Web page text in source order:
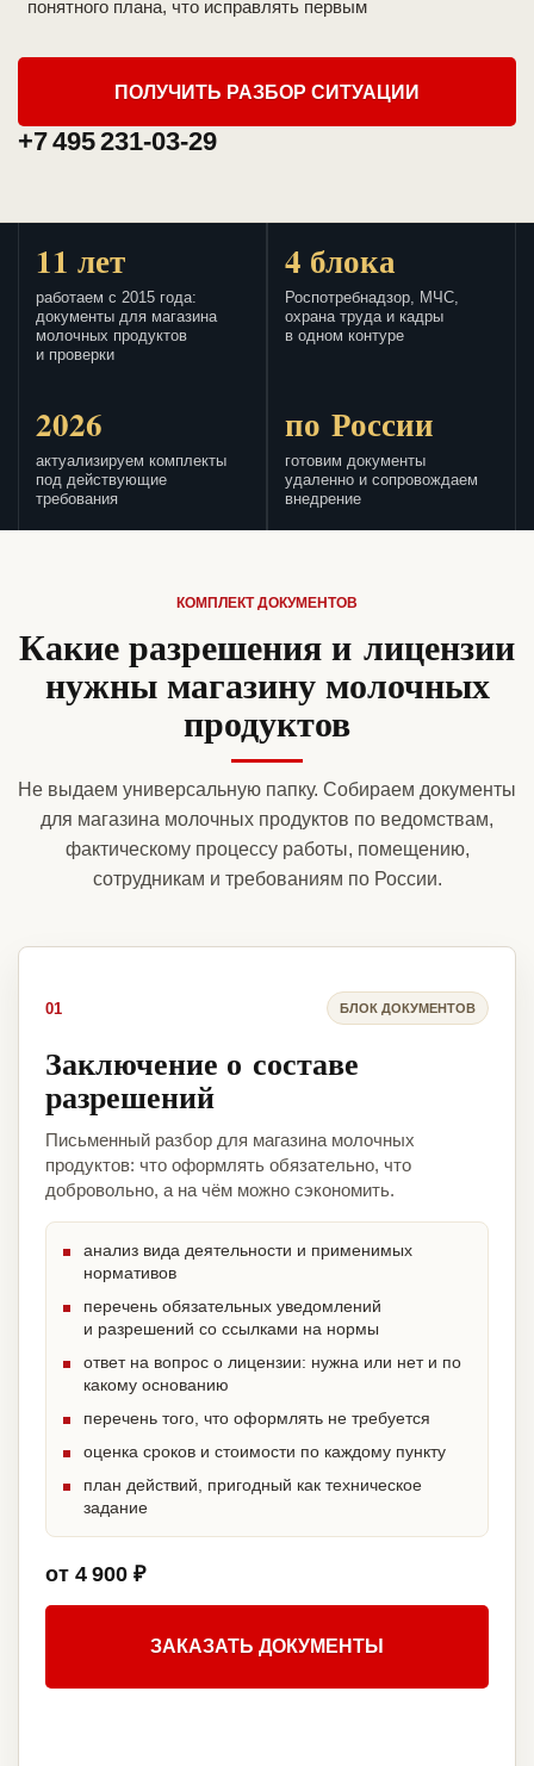
понятного плана, что исправлять первым
ПОЛУЧИТЬ РАЗБОР СИТУАЦИИ
+7 495 231-03-29
11 лет
работаем с 2015 года:
документы для магазина
молочных продуктов
и проверки
4 блока
Роспотребнадзор, МЧС,
охрана труда и кадры
в одном контуре
2026
актуализируем комплекты
под действующие
требования
по России
готовим документы
удаленно и сопровождаем
внедрение
КОМПЛЕКТ ДОКУМЕНТОВ
Какие разрешения и лицензии
нужны магазину молочных
продуктов
Не выдаем универсальную папку. Собираем документы
для магазина молочных продуктов по ведомствам,
фактическому процессу работы, помещению,
сотрудникам и требованиям по России.
01 БЛОК ДОКУМЕНТОВ
Заключение о составе
разрешений
Письменный разбор для магазина молочных
продуктов: что оформлять обязательно, что
добровольно, а на чём можно сэкономить.
анализ вида деятельности и применимых
нормативов
перечень обязательных уведомлений
и разрешений со ссылками на нормы
ответ на вопрос о лицензии: нужна или нет и по
какому основанию
перечень того, что оформлять не требуется
оценка сроков и стоимости по каждому пункту
план действий, пригодный как техническое
задание
от 4 900 ₽
ЗАКАЗАТЬ ДОКУМЕНТЫ